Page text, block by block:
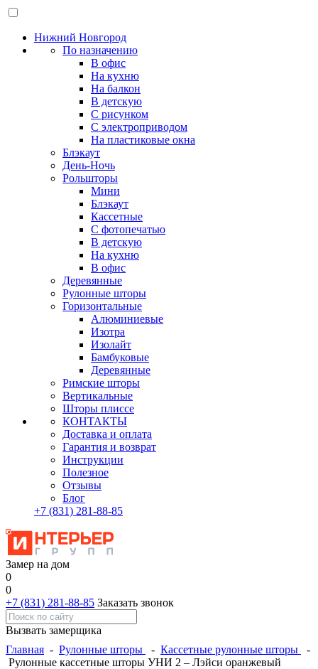
Нижний Новгород
По назначению
В офис
На кухню
На балкон
В детскую
С рисунком
С электроприводом
На пластиковые окна
Блэкаут
День-Ночь
Рольшторы
Мини
Блэкаут
Кассетные
С фотопечатью
В детскую
На кухню
В офис
Деревянные
Рулонные шторы
Горизонтальные
Алюминиевые
Изотра
Изолайт
Бамбуковые
Деревянные
Римские шторы
Вертикальные
Шторы плиссе
КОНТАКТЫ
Доставка и оплата
Гарантия и возврат
Инструкции
Полезное
Отзывы
Блог
+7 (831) 281-88-85
Замер на дом
0
0
+7 (831) 281-88-85 Заказать звонок
Вызвать замерщика
Главная - Рулонные шторы - Кассетные рулонные шторы
-
Рулонные кассетные шторы УНИ 2 – Лэйси оранжевый